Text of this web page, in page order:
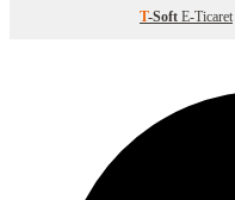
T-Soft E-Ticaret